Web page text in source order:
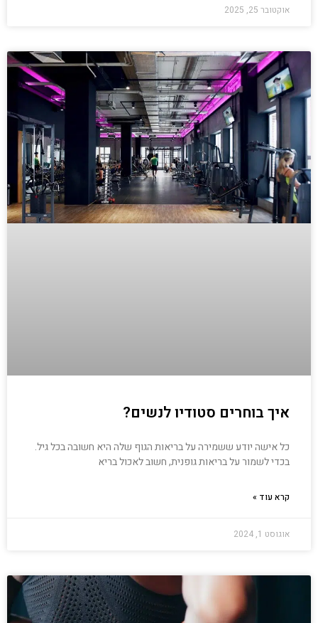
אוקטובר 25, 2025
איך בוחרים סטודיו לנשים?
כל אישה יודע ששמירה על בריאות הגוף שלה היא חשובה בכל גיל.
בכדי לשמור על בריאות גופנית, חשוב לאכול בריא
קרא עוד »
אוגוסט 1, 2024